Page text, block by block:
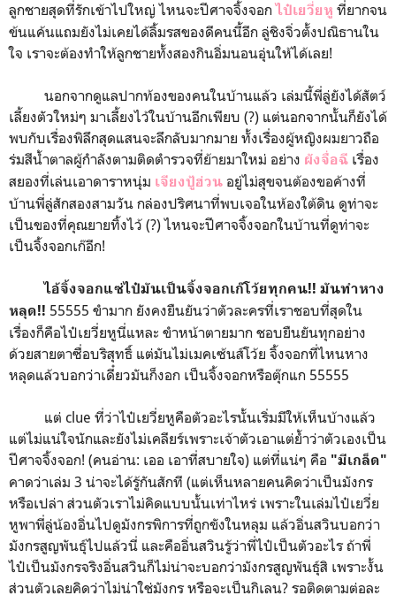
ลูกชายสุดที่รักเข้าไปใหญ่ ไหนจะปีศาจจิ้งจอก ไป๋เยวี่ยหู ที่ยากจน
ข้นแค้นแถมยังไม่เคยได้ลิ้มรสของดีคนนี้อีก ลู่ชิงจิ่วตั้งปณิธานใน
ใจ เราจะต้องทำให้ลูกชายทั้งสองกินอิ่มนอนอุ่นให้ได้เลย!
นอกจากดูแลปากท้องของคนในบ้านแล้ว เล่มนี้พี่ลู่ยังได้สัตว์
เลี้ยงตัวใหม่ๆ มาเลี้ยงไว้ในบ้านอีกเพียบ (?) แต่นอกจากนั้นก็ยังได้
พบกับเรื่องพิลึกสุดแสนจะลึกลับมากมาย ทั้งเรื่องผู้หญิงผมยาวถือ
ร่มสีน้ำตาลผู้กำลังตามติดตำรวจที่ย้ายมาใหม่ อย่าง ผังจื่อฉี เรื่อง
สยองที่เล่นเอาดาราหนุ่ม เจียงปู้ฮ่วน อยู่ไม่สุขจนต้องขอค้างที่
บ้านพี่ลู่สักสองสามวัน กล่องปริศนาที่พบเจอในห้องใต้ดิน ดูท่าจะ
เป็นของที่คุณยายทิ้งไว้ (?) ไหนจะปีศาจจิ้งจอกในบ้านที่ดูท่าจะ
เป็นจิ้งจอกเก๊อีก!
ไอ้จิ้งจอกแซ่ไป๋มันเป็นจิ้งจอกเก๊โว้ยทุกคน!! มันทำหาง
หลุด!! 55555 ขำมาก ยังคงยืนยันว่าตัวละครที่เราชอบที่สุดใน
เรื่องก็คือไป๋เยวี่ยหูนี่แหละ ขำหน้าตายมาก ชอบยืนยันทุกอย่าง
ด้วยสายตาซื่อบริสุทธิ์ แต่มันไม่เมคเซ้นส์โว้ย จิ้งจอกที่ไหนหาง
หลุดแล้วบอกว่าเดี๋ยวมันก็งอก เป็นจิ้งจอกหรือตุ๊กแก 55555
แต่ clue ที่ว่าไป๋เยวี่ยหูคือตัวอะไรนั้นเริ่มมีให้เห็นบ้างแล้ว
แต่ไม่แน่ใจนักและยังไม่เคลียร์เพราะเจ้าตัวเอาแต่ย้ำว่าตัวเองเป็น
ปีศาจจิ้งจอก! (คนอ่าน: เออ เอาที่สบายใจ) แต่ที่แน่ๆ คือ "มีเกล็ด"
คาดว่าเล่ม 3 น่าจะได้รู้กันสักที (แต่เห็นหลายคนคิดว่าเป็นมังกร
หรือเปล่า ส่วนตัวเราไม่คิดแบบนั้นเท่าไหร่ เพราะในเล่มไป๋เยวี่ย
หูพาพี่ลู่น้องอิ่นไปดูมังกรพิการที่ถูกขังในหลุม แล้วอิ่นสวินบอกว่า
มังกรสูญพันธุ์ไปแล้วนี่ และคืออิ่นสวินรู้ว่าพี่ไป๋เป็นตัวอะไร ถ้าพี่
ไป๋เป็นมังกรจริงอิ่นสวินก็ไม่น่าจะบอกว่ามังกรสูญพันธุ์สิ เพราะงั้น
ส่วนตัวเลยคิดว่าไม่น่าใช่มังกร หรือจะเป็นกิเลน? รอติดตามต่อละ